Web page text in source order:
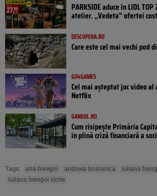
PARKSIDE aduce în LIDL
atelier. „Vedeta” ofertei
DESCOPERA.RO
Care este cel mai vechi pod
GO4GAMES
Cel mai așteptat joc video
Netflix
GANDUL.RO
Cum risipește Primăria
în plină criză financiară a
Tags: ana beregoi andreea bostanica
iuliana
iuliana beregoi sicrie